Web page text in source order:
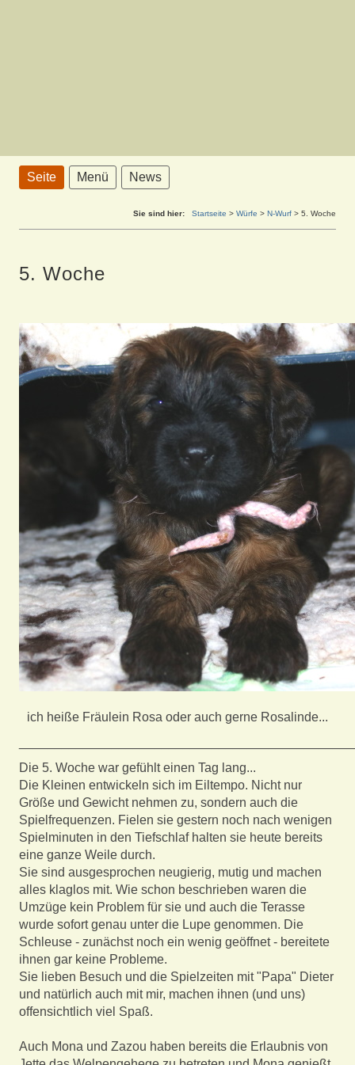
Seite Menü News
Sie sind hier: Startseite > Würfe > N-Wurf > 5. Woche
5. Woche
ich heiße Fräulein Rosa oder auch gerne Rosalinde...
Die 5. Woche war gefühlt einen Tag lang...
Die Kleinen entwickeln sich im Eiltempo. Nicht nur
Größe und Gewicht nehmen zu, sondern auch die
Spielfrequenzen. Fielen sie gestern noch nach wenigen
Spielminuten in den Tiefschlaf halten sie heute bereits
eine ganze Weile durch.
Sie sind ausgesprochen neugierig, mutig und machen
alles klaglos mit. Wie schon beschrieben waren die
Umzüge kein Problem für sie und auch die Terasse
wurde sofort genau unter die Lupe genommen. Die
Schleuse - zunächst noch ein wenig geöffnet - bereitete
ihnen gar keine Probleme.
Sie lieben Besuch und die Spielzeiten mit "Papa" Dieter
und natürlich auch mit mir, machen ihnen (und uns)
offensichtlich viel Spaß.
Auch Mona und Zazou haben bereits die Erlaubnis von